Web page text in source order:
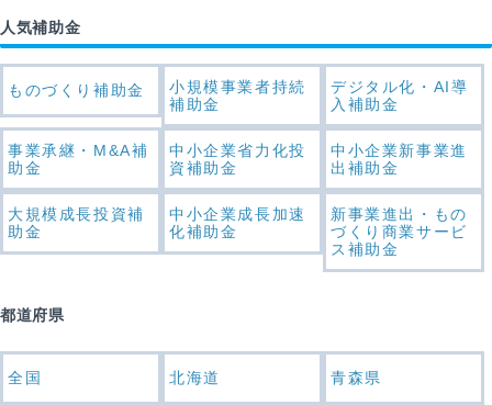
人気補助金
ものづくり補助金
小規模事業者持続
補助金
デジタル化・AI導
入補助金
事業承継・M&A補
助金
中小企業省力化投
資補助金
中小企業新事業進
出補助金
大規模成長投資補
助金
中小企業成長加速
化補助金
新事業進出・もの
づくり商業サービ
ス補助金
都道府県
全国 北海道 青森県